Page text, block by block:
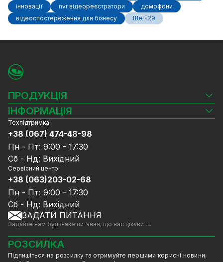
інновації
nvr відеореєстратори
домофони
відеоспостереження для бізнесу
Ще +29
ПРОДУКЦІЯ
Камери відеоспостереження
Відеореєстратори
Комплекти відеоспостереження
СКУД
Джерела живлення
Мережеве обладнання
Ноутбуки та комп'ютери
Аксесуари
Акції
Знижені в ціні товари
GreenVision знижки
Мерч від GreenVision
Товари для дому
ІНФОРМАЦІЯ
Блог
Доставка та оплата
Гарантія та Сервісне обслуговування
Політика конфіденційності
Договір публічної оферти
Співпраця
Послуги
Калькулятор розрахунку обсягу HDD
Техпідтримка
+38 (067) 474-48-98
Пн - Пт: 9:00 - 17:30
Сб - Нд: Вихідний
Сервісний центр
+38 (063)203-02-68
Пн - Пт: 9:00 - 17:30
Сб - Нд: Вихідний
ЗАДАТИ ПИТАННЯ
Задайте нам будь-яке питання, що вас цікавить.
РОЗСИЛКА
Підпишіться на розсилку та отримуйте першими корисні новини,